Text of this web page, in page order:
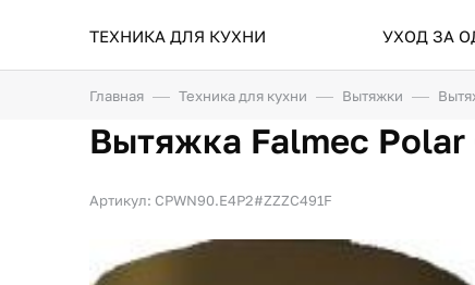
ТЕХНИКА ДЛЯ КУХНИ УХОД ЗА
Главная Техника для кухни Вытяжки
Вытяжка Falmec Polar
Артикул: CPWN90.E4P2#ZZZC491F